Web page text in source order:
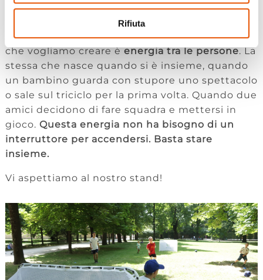
Rifiuta
Sono questi glieventi che ci piace sostenere:
quelli in cui l’entusiasmo e la spensieratezza
delle persone si colgono all’istante. Perché ciò
che vogliamo creare èenergia tra le persone. La
stessa che nasce quando si è insieme, quando
un bambino guarda con stupore uno spettacolo
o sale sul triciclo per la prima volta. Quando due
amici decidono di fare squadra e mettersi in
gioco. Questa energia non ha bisogno di un
interruttore per accendersi. Basta stare
insieme.
Vi aspettiamo al nostro stand!